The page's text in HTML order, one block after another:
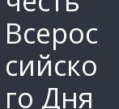
Всерос
сийско
го Дня